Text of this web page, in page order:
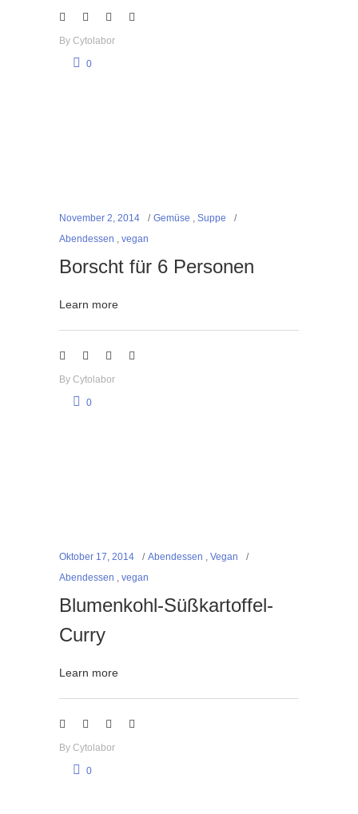
By Cytolabor
0
November 2, 2014 Gemüse
Suppe
Abendessen
vegan
Borscht für 6 Personen
Learn more
By Cytolabor
0
Oktober 17, 2014 Abendessen
Vegan
Abendessen
vegan
Blumenkohl-Süßkartoffel-
Curry
Learn more
By Cytolabor
0